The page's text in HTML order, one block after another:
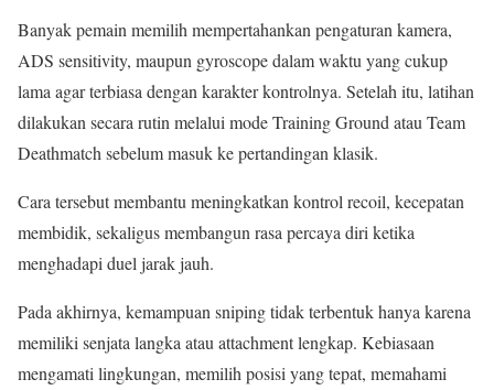
Banyak pemain memilih mempertahankan pengaturan kamera,
ADS sensitivity, maupun gyroscope dalam waktu yang cukup
lama agar terbiasa dengan karakter kontrolnya. Setelah itu, latihan
dilakukan secara rutin melalui mode Training Ground atau Team
Deathmatch sebelum masuk ke pertandingan klasik.
Cara tersebut membantu meningkatkan kontrol recoil, kecepatan
membidik, sekaligus membangun rasa percaya diri ketika
menghadapi duel jarak jauh.
Pada akhirnya, kemampuan sniping tidak terbentuk hanya karena
memiliki senjata langka atau attachment lengkap. Kebiasaan
mengamati lingkungan, memilih posisi yang tepat, memahami